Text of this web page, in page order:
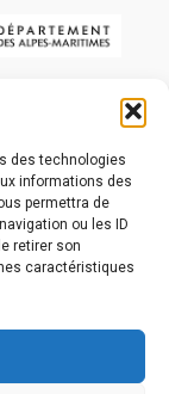
des technologies
informations des
permettra de
ou les ID
retirer son
caractéristiques